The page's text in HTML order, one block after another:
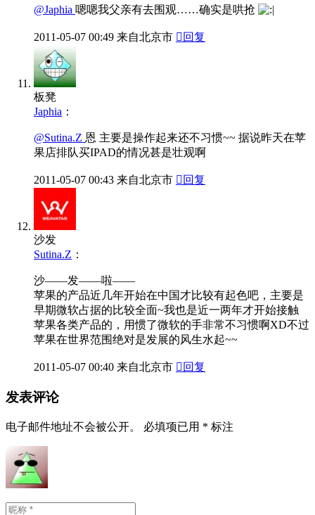
@Japhia 嗯嗯我父亲有去围观……确实是哄抢
2011-05-07 00:49 来自北京市  回复
板凳
Japhia ：
@Sutina.Z 恩 主要是操作起来还不习惯~~ 据说昨天在苹
果店排队买IPAD的情况甚是壮观啊
2011-05-07 00:43 来自北京市  回复
沙发
Sutina.Z ：
沙——发——啦——
苹果的产品近几年开始在中国才比较有起色吧，主要是
早期微软占据的比较全面~我也是近一两年才开始接触
苹果各类产品的，用惯了微软的手非常不习惯啊XD不过
苹果在世界范围绝对是发展的风生水起~~
2011-05-07 00:40 来自北京市  回复
发表评论
电子邮件地址不会被公开。 必填项已用 * 标注